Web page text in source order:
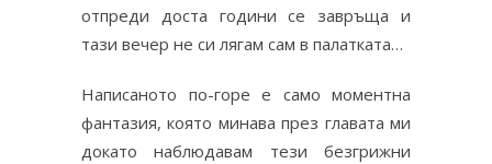
отпреди доста години се завръща и
тази вечер не си лягам сам в палатката…
Написаното по-горе е само моментна
фантазия, която минава през главата ми
докато наблюдавам тези безгрижни